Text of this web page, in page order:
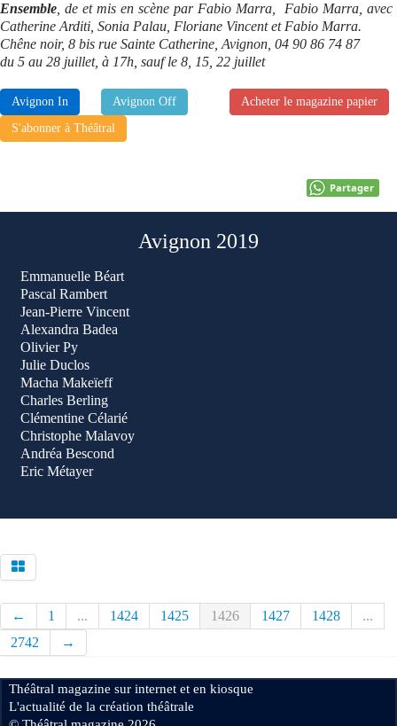
Ensemble , de et mis en scène par Fabio Marra, Fabio Marra, avec
Catherine Arditi, Sonia Palau, Floriane Vincent et Fabio Marra.
Chêne noir, 8 bis rue Sainte Catherine, Avignon, 04 90 86 74 87
du 5 au 28 juillet, à 17h, sauf le 8, 15, 22 juillet
Avignon In Avignon Off
Acheter le magazine papier
S'abonner à Théâtral
Partager
Avignon 2019
Emmanuelle Béart
Pascal Rambert
Jean-Pierre Vincent
Alexandra Badea
Olivier Py
Julie Duclos
Macha Makeïeff
Charles Berling
Clémentine Célarié
Christophe Malavoy
Andréa Bescond
Eric Métayer
← 1 ... 1424 1425 1426 1427 1428
...
2742
→
Théâtral magazine sur internet et en kiosque
L'actualité de la création théâtrale